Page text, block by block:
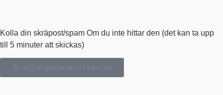
Kolla din skräpost/spam Om du inte hittar den (det kan ta upp
till 5 minuter att skickas)
Ta mig till garnbutiken GarnTua